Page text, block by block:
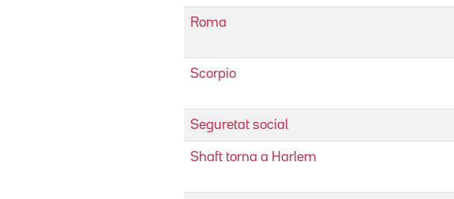
Roma
Scorpio
Seguretat social
Shaft torna a Harlem